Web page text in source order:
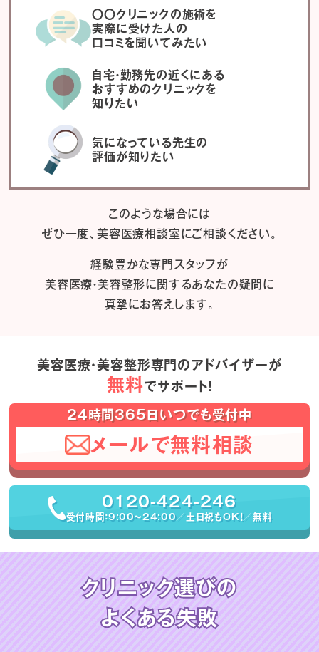
〇〇クリニックの施術を
実際に受けた人の
口コミを聞いてみたい
自宅・勤務先の近くにある
おすすめのクリニックを
知りたい
気になっている先生の
評価が知りたい
このような場合には
ぜひ一度、美容医療相談室にご相談ください。
経験豊かな専門スタッフが
美容医療・美容整形に関するあなたの疑問に
真摯にお答えします。
美容医療・美容整形専門のアドバイザーが
無料でサポート！
24時間365日いつでも受付中
メールで無料相談
0120-424-246
受付時間：9:00〜24:00／土日祝もOK！／無料
クリニック選びの
よくある失敗